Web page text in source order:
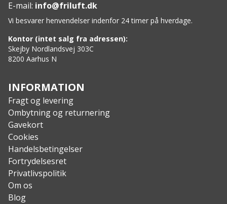
Længde til under knæene
Slim fit
Pels på hætte kan afmonteres
Specs:
Ydermateriale: 100% polyester TPU-membran
Fyld: 100% polyester
Vandtæthed: op til 2000 mm
E-mail: info@friluft.dk
Vi besvarer henvendelser indenfor 24 timer på hverdage.
Kontor (intet salg fra adressen):
Skejby Nordlandsvej 303C
8200 Aarhus N
INFORMATION
Fragt og levering
Ombytning og returnering
Gavekort
Cookies
Handelsbetingelser
Fortrydelsesret
Privatlivspolitik
Om os
Blog